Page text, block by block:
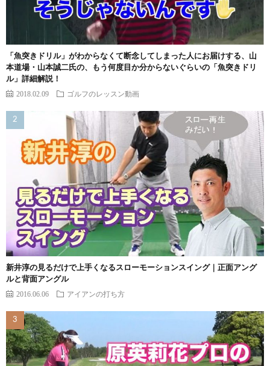
「魚突きドリル」がわからなくて断念してしまった人にお届けする、山
本道場・山本誠二氏の、もう何度目か分からないぐらいの「魚突きドリ
ル」詳細解説！
2018.02.09 ゴルフのレッスン動画
新井淳の見るだけで上手くなるスローモーションスイング｜正面アング
ルと背面アングル
2016.06.06 アイアンの打ち方